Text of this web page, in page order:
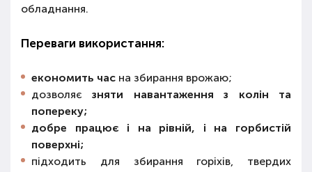
обладнання.
Переваги використання:
економить час на збирання врожаю;
дозволяє зняти навантаження з колін та
попереку;
добре працює і на рівній, і на горбистій
поверхні;
підходить для збирання горіхів, твердих